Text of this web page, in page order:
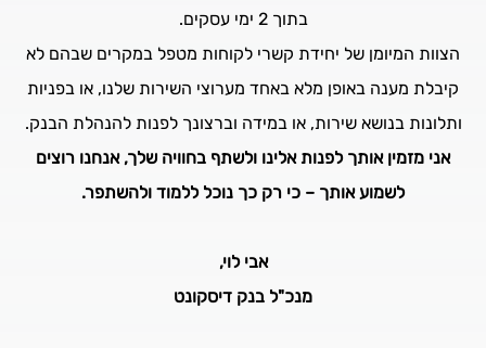
בתוך 2 ימי עסקים.
הצוות המיומן של יחידת קשרי לקוחות מטפל במקרים שבהם לא
קיבלת מענה באופן מלא באחד מערוצי השירות שלנו, או בפניות
ותלונות בנושא שירות, או במידה וברצונך לפנות להנהלת הבנק.
אני מזמין אותך לפנות אלינו ולשתף בחוויה שלך, אנחנו רוצים
לשמוע אותך – כי רק כך נוכל ללמוד ולהשתפר.
אבי לוי,
מנכ"ל בנק דיסקונט